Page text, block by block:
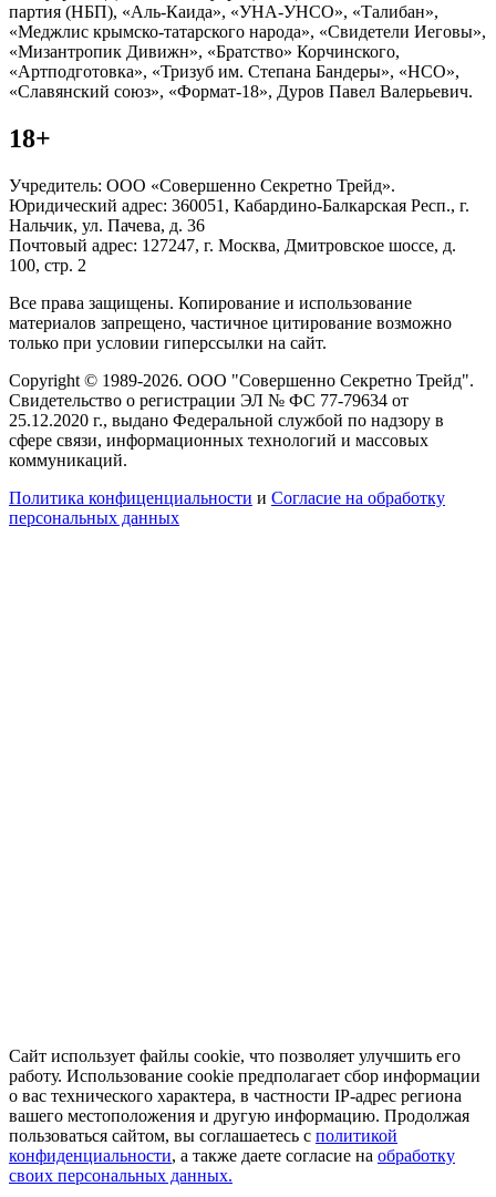
партия (НБП), «Аль-Каида», «УНА-УНСО», «Талибан»,
«Меджлис крымско-татарского народа», «Свидетели Иеговы»,
«Мизантропик Дивижн», «Братство» Корчинского,
«Артподготовка», «Тризуб им. Степана Бандеры», «НСО»,
«Славянский союз», «Формат-18», Дуров Павел Валерьевич.
18+
Учредитель: ООО «Совершенно Секретно Трейд».
Юридический адрес: 360051, Кабардино-Балкарская Респ., г.
Нальчик, ул. Пачева, д. 36
Почтовый адрес: 127247, г. Москва, Дмитровское шоссе, д.
100, стр. 2
Все права защищены. Копирование и использование
материалов запрещено, частичное цитирование возможно
только при условии гиперссылки на сайт.
Copyright © 1989-2026. ООО "Совершенно Секретно Трейд".
Свидетельство о регистрации ЭЛ № ФС 77-79634 от
25.12.2020 г., выдано Федеральной службой по надзору в
сфере связи, информационных технологий и массовых
коммуникаций.
Политика конфиценциальности и Согласие на обработку
персональных данных
Сайт использует файлы cookie, что позволяет улучшить его
работу. Использование cookie предполагает сбор информации
о вас технического характера, в частности IP-адрес региона
вашего местоположения и другую информацию. Продолжая
пользоваться сайтом, вы соглашаетесь с политикой
конфиденциальности, а также даете согласие на обработку
своих персональных данных.